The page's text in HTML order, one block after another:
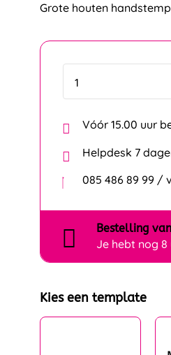
Grote houten
Vóór 15.00 uur
Helpdesk 7
085 486 89 99 /
Bestelling
Je hebt nog 8
Kies een template